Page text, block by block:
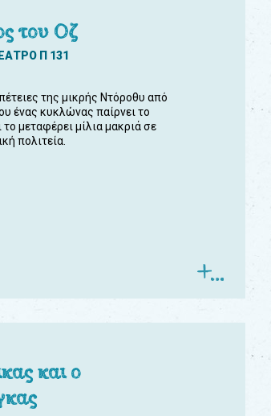
του Οζ
Π 131
της μικρής Ντόροθυ από
ένας κυκλώνας παίρνει το
το μεταφέρει μίλια μακριά σε
πολιτεία.
και ο